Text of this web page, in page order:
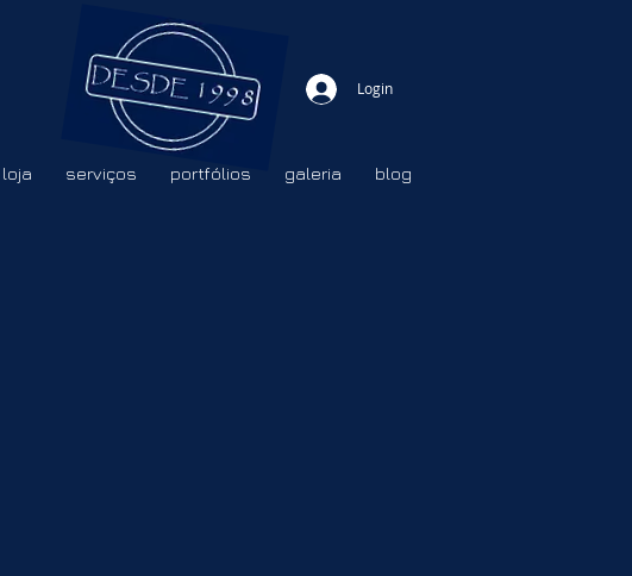
Login
loja serviços portfólios galeria blog